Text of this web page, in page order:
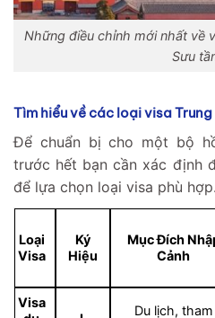
Những điều chỉnh mới nhất về
Sưu
Tìm hiểu về các loại visa
Để chuẩn bị cho một bộ
trước hết bạn cần xác định
để lựa chọn loại visa phù hợp.
Loại
Visa
Ký
Hiệu
Mục Đích
Cảnh
Visa
Du lịch, tham